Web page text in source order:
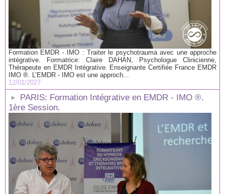
Formation EMDR - IMO : Traiter le psychotrauma avec une approche
intégrative. Formatrice: Claire DAHAN, Psychologue Clinicienne,
Thérapeute en EMDR Intégrative. Enseignante Certifiée France EMDR
IMO ®. L’EMDR - IMO est une approch...
12/01/2027
PARIS: Formation Intégrative en EMDR - IMO ®.
1ère Session.